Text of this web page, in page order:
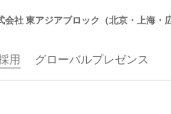
用 グローバルプレゼンス
会社 東アジアブロック（北京・上海・